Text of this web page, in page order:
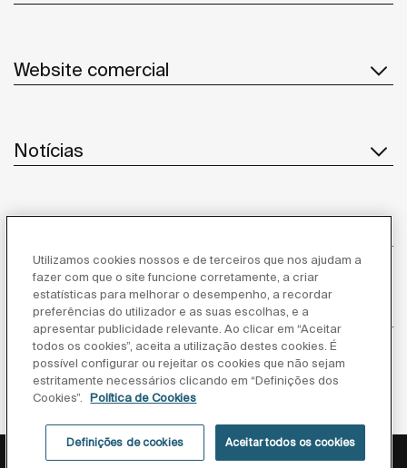
Website comercial
Notícias
Fornecedores
Segue-nos
Política de privacidade
Utilizamos cookies nossos e de terceiros que nos ajudam a
fazer com que o site funcione corretamente, a criar
estatísticas para melhorar o desempenho, a recordar
preferências do utilizador e as suas escolhas, e a
apresentar publicidade relevante. Ao clicar em “Aceitar
todos os cookies”, aceita a utilização destes cookies. É
possível configurar ou rejeitar os cookies que não sejam
estritamente necessários clicando em “Definições dos
Cookies”.
Política de Cookies
Definições de cookies Aceitar todos os cookies